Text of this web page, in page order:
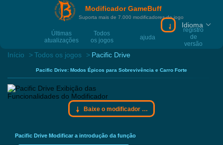
Modificador GameBuff
Suporta mais de 7.000 modificadores de jogo
Últimas
atualizações
Todos
os jogos
ajuda
registro
de
versão
Baixe o
Idioma
Início Todos os jogos Pacific Drive
Pacific Drive: Modos Épicos para Sobrevivência e Carro Forte
Baixe o modificador Gamebuff
Pacific Drive Modificar a introdução da função